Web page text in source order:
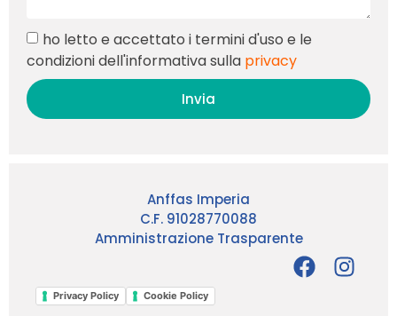
ho letto e accettato i termini d'uso e le
condizioni dell'informativa sulla privacy
Invia
Anffas Imperia
C.F. 91028770088
Amministrazione Trasparente
Privacy Policy Cookie Policy